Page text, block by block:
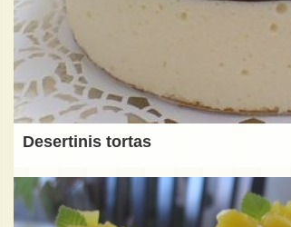
Desertinis tortas